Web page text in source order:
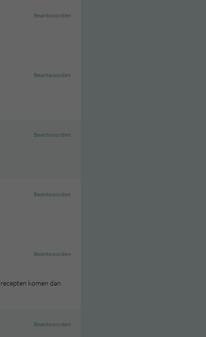
Beantwoorden
Beantwoorden
Beantwoorden
Beantwoorden
komen dan
Beantwoorden
Beantwoorden